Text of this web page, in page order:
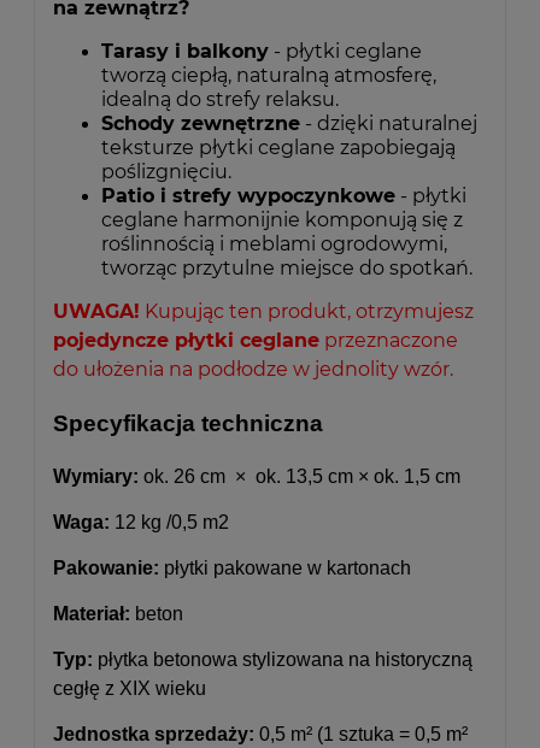
na zewnątrz?
Tarasy i balkony - płytki ceglane
tworzą ciepłą, naturalną atmosferę,
idealną do strefy relaksu.
Schody zewnętrzne - dzięki naturalnej
teksturze płytki ceglane zapobiegają
poślizgnięciu.
Patio i strefy wypoczynkowe - płytki
ceglane harmonijnie komponują się z
roślinnością i meblami ogrodowymi,
tworząc przytulne miejsce do spotkań.
UWAGA! Kupując ten produkt, otrzymujesz
pojedyncze płytki ceglane przeznaczone
do ułożenia na podłodze w jednolity wzór.
Specyfikacja techniczna
Wymiary: ok. 26 cm × ok. 13,5 cm × ok. 1,5 cm
Waga: 12 kg /0,5 m2
Pakowanie: płytki pakowane w kartonach
Materiał: beton
Typ: płytka betonowa stylizowana na historyczną
cegłę z XIX wieku
Jednostka sprzedaży: 0,5 m² (1 sztuka = 0,5 m²